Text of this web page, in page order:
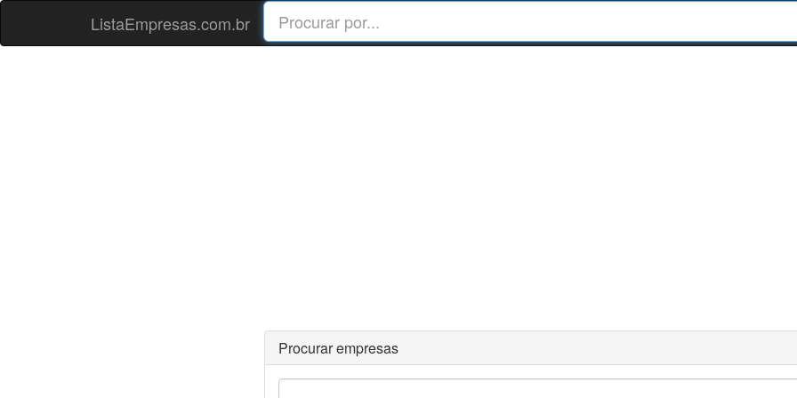
ListaEmpresas.com.br
Procurar empresas